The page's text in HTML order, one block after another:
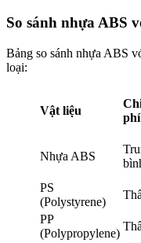
So sánh nhựa ABS
Bảng so sánh nhựa ABS
loại:
Vật liệu
phí
Nhựa ABS
PS
(Polystyrene)
PP
(Polypropylene)